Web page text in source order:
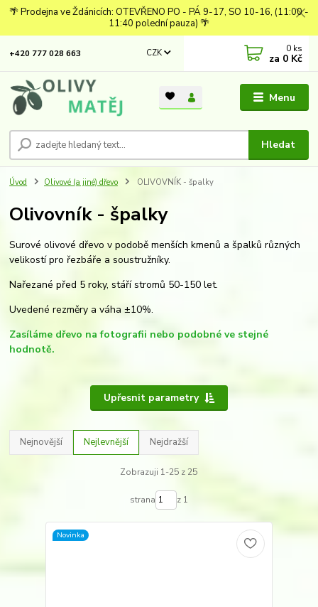
🌴 Prodejna ve Ždánicích: OTEVŘENO PO - PÁ 9-17, SO 10-16, (11:00 -
11:40 polední pauza) 🌴
Menu
CZK
Hledat
+420 777 028 663 0 ks
za 0 Kč
Úvod Olivové (a jiné) dřevo OLIVOVNÍK - špalky
Olivovník - špalky
Surové olivové dřevo v podobě menších kmenů a špalků různých
velikostí pro řezbáře a soustružníky.
Nařezané před 5 roky, stáří stromů 50-150 let.
Uvedené rezměry a váha ±10%.
Zasíláme dřevo na fotografii nebo podobné ve stejné
hodnotě.
Upřesnit parametry
Nejnovější Nejlevnější Nejdražší
Zobrazuji 1-25 z 25
strana z 1
Novinka